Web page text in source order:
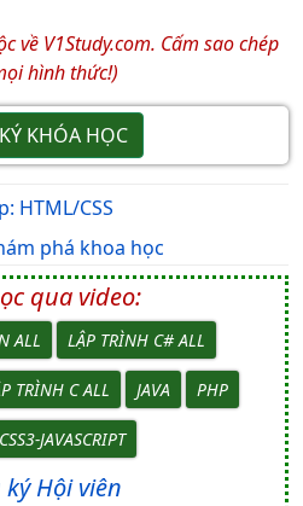
về V1Study.com. Cấm sao chép
hình thức!)
KHÓA HỌC
HTML/CSS
phá khoa học
qua video:
ALL LẬP TRÌNH C# ALL
TRÌNH C ALL JAVA PHP
JAVASCRIPT
Hội viên